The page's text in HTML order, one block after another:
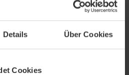
Details Über Cookies
Cookies